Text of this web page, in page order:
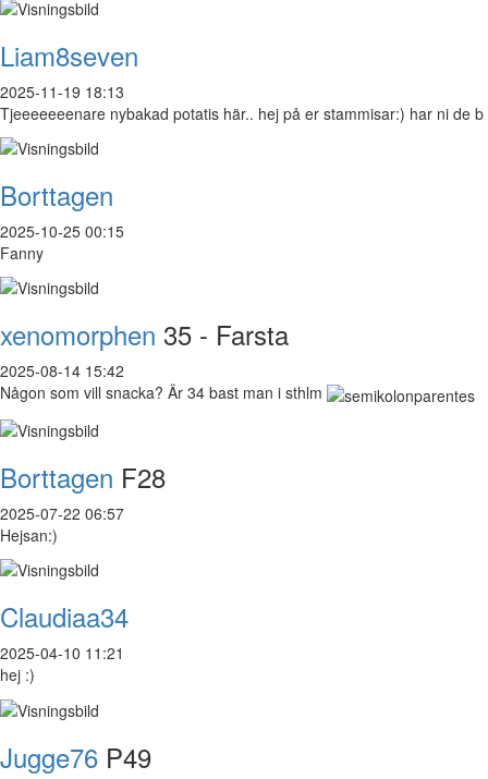
Liam8seven
2025-11-19 18:13
Tjeeeeeeenare nybakad potatis här.. hej på er stammisar:) har ni de b
Borttagen
2025-10-25 00:15
Fanny
xenomorphen 35 - Farsta
2025-08-14 15:42
Någon som vill snacka? Är 34 bast man i sthlm
Borttagen F28
2025-07-22 06:57
Hejsan:)
Claudiaa34
2025-04-10 11:21
hej :)
Jugge76 P49